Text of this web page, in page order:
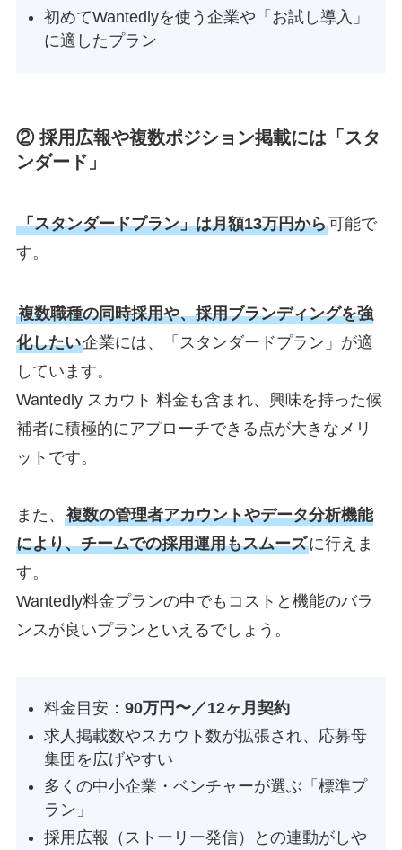
初めてWantedlyを使う企業や「お試し導入」
に適したプラン
② 採用広報や複数ポジション掲載には「スタ
ンダード」
「スタンダードプラン」は月額13万円から可能で
す。
複数職種の同時採用や、採用ブランディングを強
化したい企業には、「スタンダードプラン」が適
しています。
Wantedly スカウト 料金も含まれ、興味を持った候
補者に積極的にアプローチできる点が大きなメリ
ットです。
また、 複数の管理者アカウントやデータ分析機能
により、チームでの採用運用もスムーズに行えま
す。
Wantedly料金プランの中でもコストと機能のバラ
ンスが良いプランといえるでしょう。
料金目安：90万円〜／12ヶ月契約
求人掲載数やスカウト数が拡張され、応募母
集団を広げやすい
多くの中小企業・ベンチャーが選ぶ「標準プ
ラン」
採用広報（ストーリー発信）との連動がしや